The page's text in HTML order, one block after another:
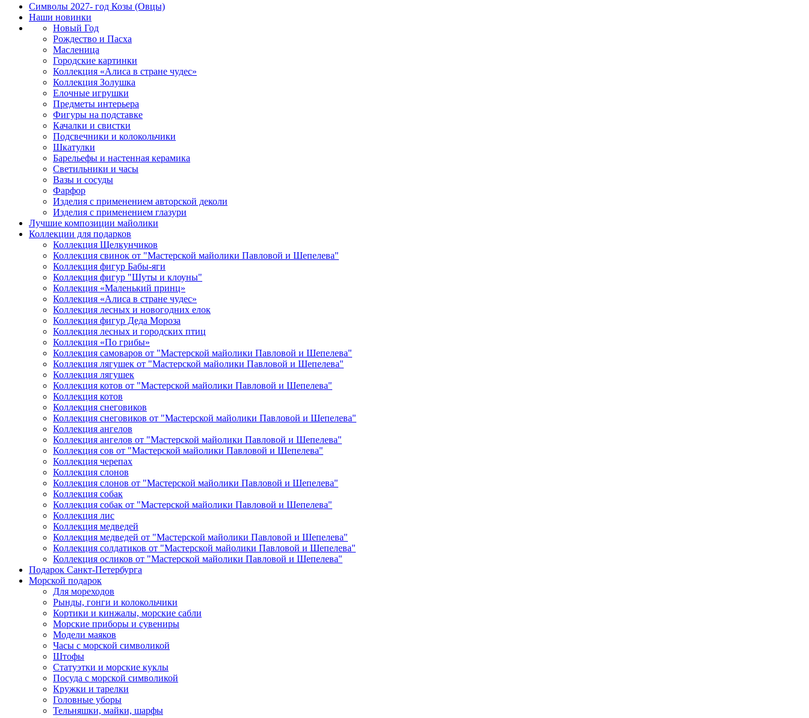
Символы 2027- год Козы (Овцы)
Наши новинки
Новый Год
Рождество и Пасха
Масленица
Городские картинки
Коллекция «Алиса в стране чудес»
Коллекция Золушка
Елочные игрушки
Предметы интерьера
Фигуры на подставке
Качалки и свистки
Подсвечники и колокольчики
Шкатулки
Барельефы и настенная керамика
Светильники и часы
Вазы и сосуды
Фарфор
Изделия с применением авторской деколи
Изделия с применением глазури
Лучшие композиции майолики
Коллекции для подарков
Коллекция Щелкунчиков
Коллекция свинок от "Мастерской майолики Павловой и Шепелева"
Коллекция фигур Бабы-яги
Коллекция фигур "Шуты и клоуны"
Коллекция «Маленький принц»
Коллекция «Алиса в стране чудес»
Коллекция лесных и новогодних елок
Коллекция фигур Деда Мороза
Коллекция лесных и городских птиц
Коллекция «По грибы»
Коллекция самоваров от "Мастерской майолики Павловой и Шепелева"
Коллекция лягушек от "Мастерской майолики Павловой и Шепелева"
Коллекция лягушек
Коллекция котов от "Мастерской майолики Павловой и Шепелева"
Коллекция котов
Коллекция снеговиков
Коллекция снеговиков от "Мастерской майолики Павловой и Шепелева"
Коллекция ангелов
Коллекция ангелов от "Мастерской майолики Павловой и Шепелева"
Коллекция сов от "Мастерской майолики Павловой и Шепелева"
Коллекция черепах
Коллекция слонов
Коллекция слонов от "Мастерской майолики Павловой и Шепелева"
Коллекция собак
Коллекция собак от "Мастерской майолики Павловой и Шепелева"
Коллекция лис
Коллекция медведей
Коллекция медведей от "Мастерской майолики Павловой и Шепелева"
Коллекция солдатиков от "Мастерской майолики Павловой и Шепелева"
Коллекция осликов от "Мастерской майолики Павловой и Шепелева"
Подарок Санкт-Петербурга
Морской подарок
Для мореходов
Рынды, гонги и колокольчики
Кортики и кинжалы, морские сабли
Морские приборы и сувениры
Модели маяков
Часы с морской символикой
Штофы
Статуэтки и морские куклы
Посуда с морской символикой
Кружки и тарелки
Головные уборы
Тельняшки, майки, шарфы